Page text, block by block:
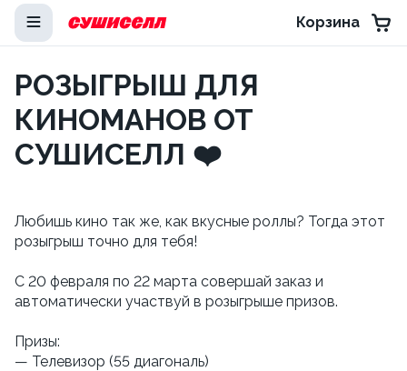
Корзина
РОЗЫГРЫШ ДЛЯ
КИНОМАНОВ ОТ
СУШИСЕЛЛ ❤️
Любишь кино так же, как вкусные роллы? Тогда этот
розыгрыш точно для тебя!
С 20 февраля по 22 марта совершай заказ и
автоматически участвуй в розыгрыше призов.
Призы:
— Телевизор (55 диагональ)